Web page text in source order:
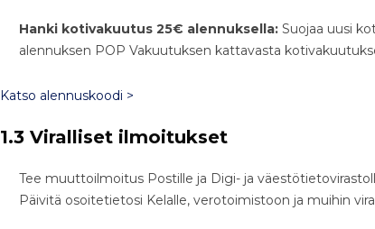
Hanki kotivakuutus 25€ alennuksella:Suojaa uusi
alennuksen POP Vakuutuksen kattavasta
Katso alennuskoodi >
1.3 Viralliset ilmoitukset
Tee muuttoilmoitus Postille ja Digi- ja
Päivitä osoitetietosi Kelalle, verotoimistoon ja muihin